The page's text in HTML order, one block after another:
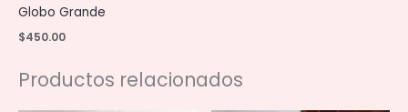
Globo Grande
$450.00
Productos relacionados